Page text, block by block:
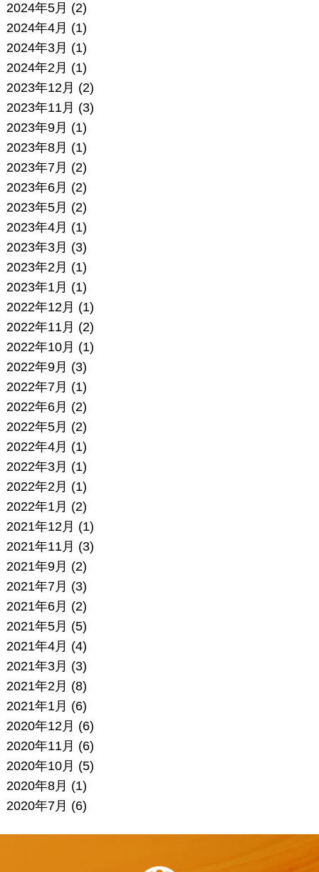
2024年5月 (2)
2024年4月 (1)
2024年3月 (1)
2024年2月 (1)
2023年12月 (2)
2023年11月 (3)
2023年9月 (1)
2023年8月 (1)
2023年7月 (2)
2023年6月 (2)
2023年5月 (2)
2023年4月 (1)
2023年3月 (3)
2023年2月 (1)
2023年1月 (1)
2022年12月 (1)
2022年11月 (2)
2022年10月 (1)
2022年9月 (3)
2022年7月 (1)
2022年6月 (2)
2022年5月 (2)
2022年4月 (1)
2022年3月 (1)
2022年2月 (1)
2022年1月 (2)
2021年12月 (1)
2021年11月 (3)
2021年9月 (2)
2021年7月 (3)
2021年6月 (2)
2021年5月 (5)
2021年4月 (4)
2021年3月 (3)
2021年2月 (8)
2021年1月 (6)
2020年12月 (6)
2020年11月 (6)
2020年10月 (5)
2020年8月 (1)
2020年7月 (6)